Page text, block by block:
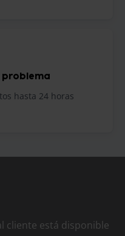
problema
hasta 24 horas
cliente está disponible